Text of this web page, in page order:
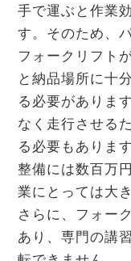
手で運ぶと作業
す。そのため、
フォークリフト
と納品場所に十
る必要がありま
なく走行させる
る必要もありま
整備には数百万
業にとっては大
さらに、フォー
あり、専門の講